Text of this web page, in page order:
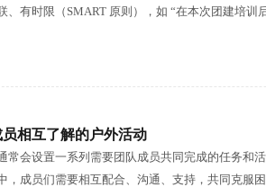
、有时限（SMART 原则），如 “在本次团建培训
相互了解的户外活动
常会设置一系列需要团队成员共同完成的任务和
，成员们需要相互配合、沟通、支持，共同克服